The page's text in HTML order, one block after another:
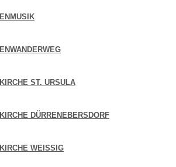
KIRCHE ST. URSULA
KIRCHE DÜRRENEBERSDORF
KIRCHE WEISSIG